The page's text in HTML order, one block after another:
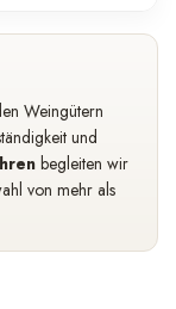
Weingütern
und
begleiten wir
von mehr als